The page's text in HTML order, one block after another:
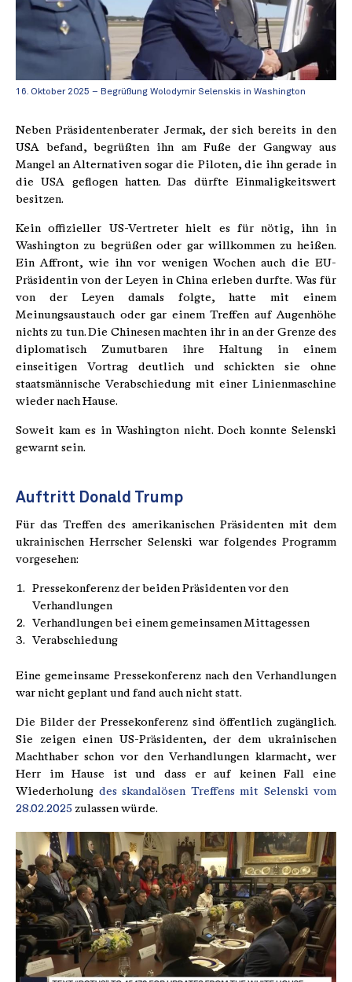
16. Oktober 2025 – Begrüßung Wolodymir Selenskis in Washington
Neben Präsidentenberater Jermak, der sich bereits in den
USA befand, begrüßten ihn am Fuße der Gangway aus
Mangel an Alternativen sogar die Piloten, die ihn gerade in
die USA geflogen hatten. Das dürfte Einmaligkeitswert
besitzen.
Kein offizieller US-Vertreter hielt es für nötig, ihn in
Washington zu begrüßen oder gar willkommen zu heißen.
Ein Affront, wie ihn vor wenigen Wochen auch die EU-
Präsidentin von der Leyen in China erleben durfte. Was für
von der Leyen damals folgte, hatte mit einem
Meinungsaustauch oder gar einem Treffen auf Augenhöhe
nichts zu tun. Die Chinesen machten ihr in an der Grenze des
diplomatisch Zumutbaren ihre Haltung in einem
einseitigen Vortrag deutlich und schickten sie ohne
staatsmännische Verabschiedung mit einer Linienmaschine
wieder nach Hause.
Soweit kam es in Washington nicht. Doch konnte Selenski
gewarnt sein.
Auftritt Donald Trump
Für das Treffen des amerikanischen Präsidenten mit dem
ukrainischen Herrscher Selenski war folgendes Programm
vorgesehen:
Pressekonferenz der beiden Präsidenten vor den
Verhandlungen
Verhandlungen bei einem gemeinsamen Mittagessen
Verabschiedung
Eine gemeinsame Pressekonferenz nach den Verhandlungen
war nicht geplant und fand auch nicht statt.
Die Bilder der Pressekonferenz sind öffentlich zugänglich.
Sie zeigen einen US-Präsidenten, der dem ukrainischen
Machthaber schon vor den Verhandlungen klarmacht, wer
Herr im Hause ist und dass er auf keinen Fall eine
Wiederholung des skandalösen Treffens mit Selenski vom
28.02.2025 zulassen würde.